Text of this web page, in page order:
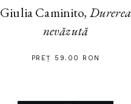
Giulia Caminito, Durerea
nevăzută
PREȚ 59.00 RON